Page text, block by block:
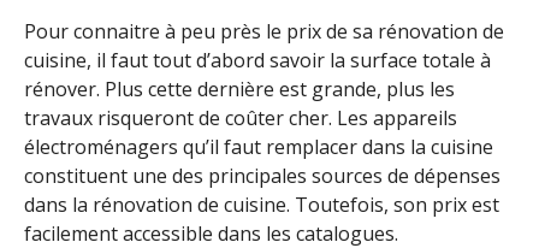
Pour connaitre à peu près le prix de sa rénovation de
cuisine, il faut tout d’abord savoir la surface totale à
rénover. Plus cette dernière est grande, plus les
travaux risqueront de coûter cher. Les appareils
électroménagers qu’il faut remplacer dans la cuisine
constituent une des principales sources de dépenses
dans la rénovation de cuisine. Toutefois, son prix est
facilement accessible dans les catalogues.